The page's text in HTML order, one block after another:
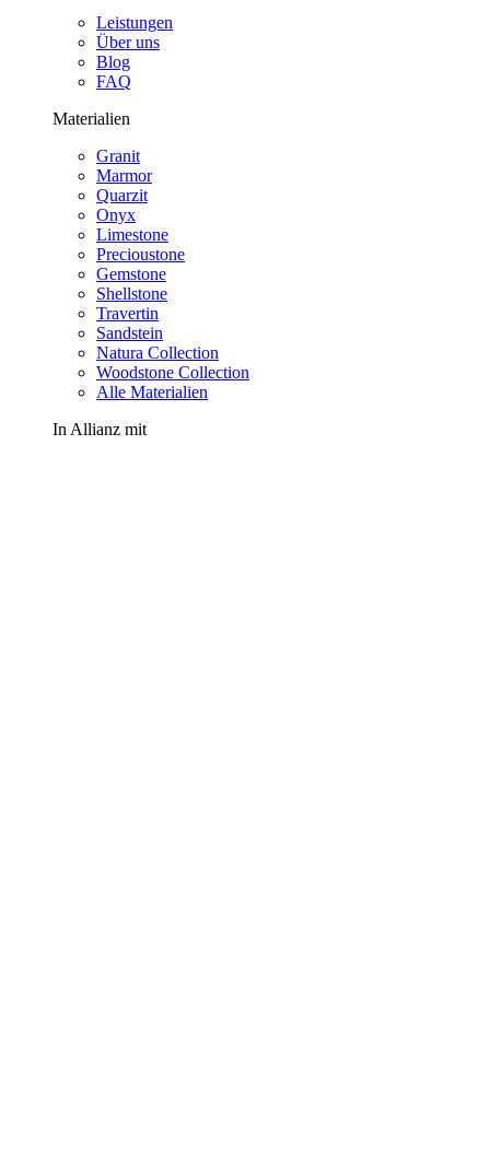
Leistungen
Über uns
Blog
FAQ
Materialien
Granit
Marmor
Quarzit
Onyx
Limestone
Precioustone
Gemstone
Shellstone
Travertin
Sandstein
Natura Collection
Woodstone Collection
Alle Materialien
In Allianz mit